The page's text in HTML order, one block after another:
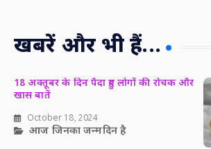
खबरें और भी हैं...
18 अक्तूबर के दिन पैदा हुए लोगों की रोचक और
खास बातें
October 18, 2024
आज जिनका जन्मदिन है